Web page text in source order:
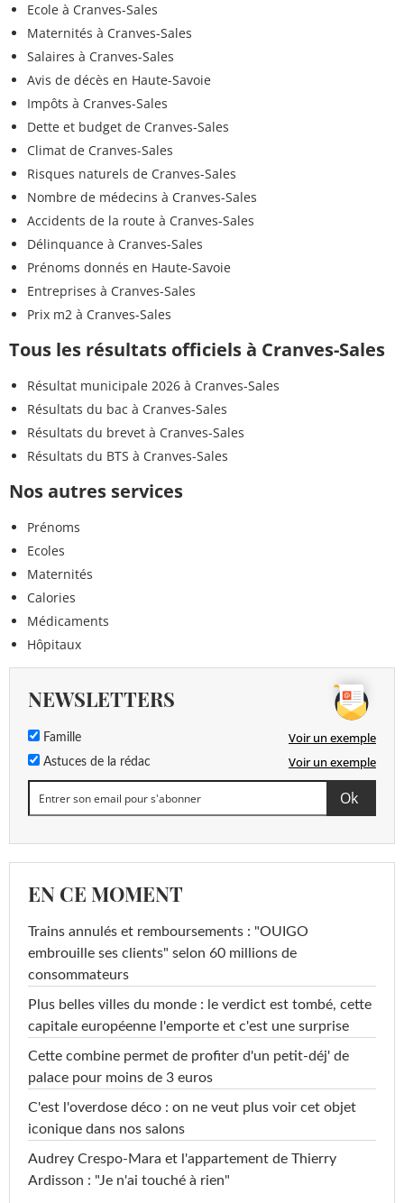
Ecole à Cranves-Sales
Maternités à Cranves-Sales
Salaires à Cranves-Sales
Avis de décès en Haute-Savoie
Impôts à Cranves-Sales
Dette et budget de Cranves-Sales
Climat de Cranves-Sales
Risques naturels de Cranves-Sales
Nombre de médecins à Cranves-Sales
Accidents de la route à Cranves-Sales
Délinquance à Cranves-Sales
Prénoms donnés en Haute-Savoie
Entreprises à Cranves-Sales
Prix m2 à Cranves-Sales
Tous les résultats officiels à Cranves-Sales
Résultat municipale 2026 à Cranves-Sales
Résultats du bac à Cranves-Sales
Résultats du brevet à Cranves-Sales
Résultats du BTS à Cranves-Sales
Nos autres services
Prénoms
Ecoles
Maternités
Calories
Médicaments
Hôpitaux
NEWSLETTERS
Famille Voir un exemple
Astuces de la rédac Voir un exemple
EN CE MOMENT
Trains annulés et remboursements : "OUIGO
embrouille ses clients" selon 60 millions de
consommateurs
Plus belles villes du monde : le verdict est tombé, cette
capitale européenne l'emporte et c'est une surprise
Cette combine permet de profiter d'un petit-déj' de
palace pour moins de 3 euros
C'est l'overdose déco : on ne veut plus voir cet objet
iconique dans nos salons
Audrey Crespo-Mara et l'appartement de Thierry
Ardisson : "Je n'ai touché à rien"